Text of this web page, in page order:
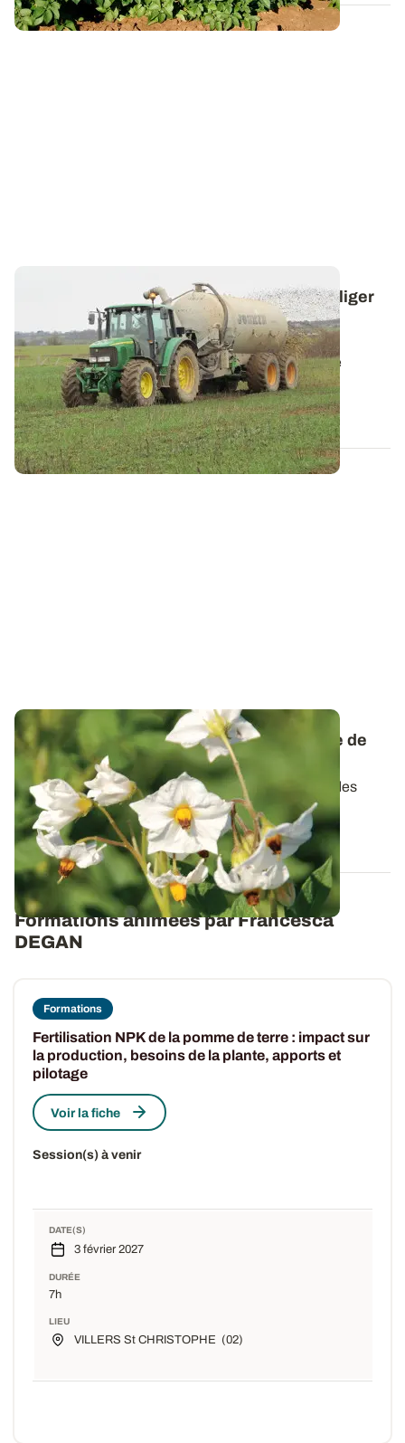
Flambée des cours de l’azote : ne pas négliger
les sources alternatives d’azote… ni les
surestimer !
La tension actuelle sur le marché des engrais laisse
présager que de nombreuses commandes...
11 NOV. 2021
Calcul de dose et fractionnement - Pomme de
terre : des besoins en azote réactualisés
La fertilisation azotée de la pomme de terre est un des
leviers majeurs pour optimiser le...
04 AVR. 2019
Formations animées par Francesca
DEGAN
Formations
Fertilisation NPK de la pomme de terre : impact sur
la production, besoins de la plante, apports et
pilotage
Voir la fiche
Session(s) à venir
DATE(S)
3 février 2027
DURÉE
7h
LIEU
VILLERS St CHRISTOPHE (02)